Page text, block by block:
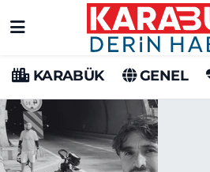
KARABÜK GENEL
Karabük Hava Durumu
Karabük Trafik Yoğunluk